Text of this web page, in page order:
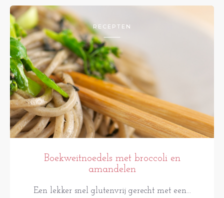
RECEPTEN
Boekweitnoedels met broccoli en
amandelen
Een lekker snel glutenvrij gerecht met een...